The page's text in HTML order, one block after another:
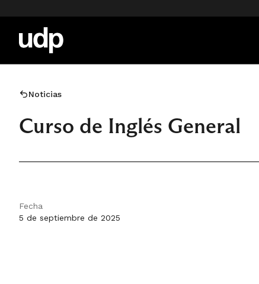
Noticias
Curso de Inglés General
Fecha
5 de septiembre de 2025